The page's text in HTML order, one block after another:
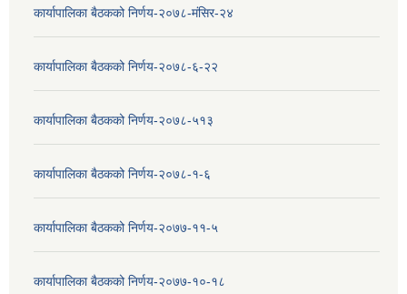
कार्यापालिका बैठकको निर्णय-२०७८-मंसिर-२४
कार्यापालिका बैठकको निर्णय-२०७८-६-२२
कार्यापालिका बैठकको निर्णय-२०७८-५१३
कार्यापालिका बैठकको निर्णय-२०७८-१-६
कार्यापालिका बैठकको निर्णय-२०७७-११-५
कार्यापालिका बैठकको निर्णय-२०७७-१०-१८